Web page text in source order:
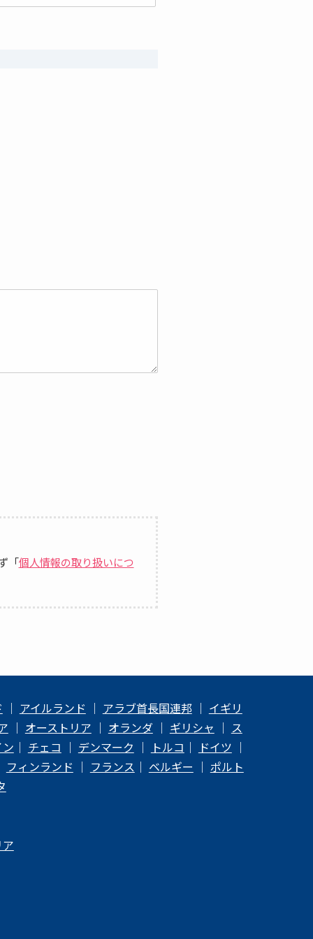
「個人情報の取り扱いにつ
｜ アイルランド ｜ アラブ首長国連邦｜ イギリ
｜ オーストリア ｜ オランダ｜ ギリシャ ｜ ス
｜ チェコ ｜ デンマーク ｜ トルコ ｜ ドイツ ｜
フィンランド ｜ フランス ｜ ベルギー ｜ ポルト